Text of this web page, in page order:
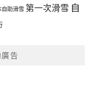
助滑雪 第一次滑雪 自
告